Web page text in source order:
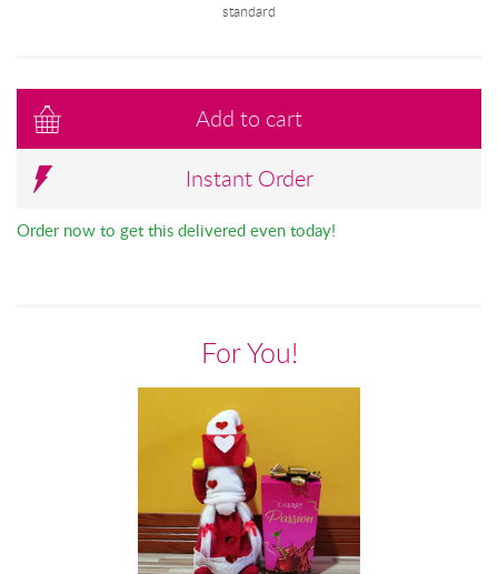
standard
Add to cart
Instant Order
Order now to get this delivered even today!
For You!